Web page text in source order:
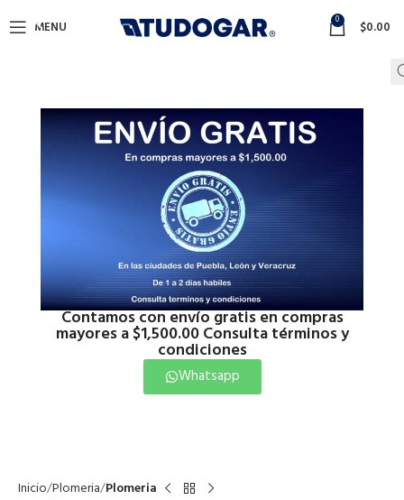
Contamos con envío gratis en compras
mayores a $1,500.00 Consulta términos y
condiciones
Whatsapp
MENU 0 $0.00
Inicio Plomeria Plomeria